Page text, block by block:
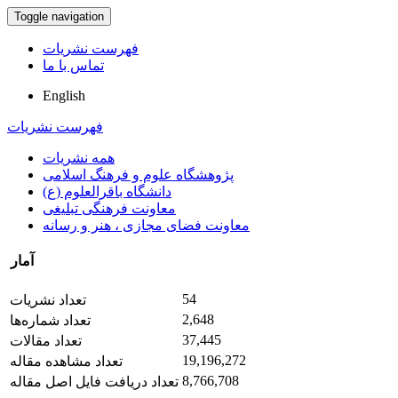
Toggle navigation
فهرست نشریات
تماس با ما
English
فهرست نشریات
همه نشریات
پژوهشگاه علوم و فرهنگ اسلامی
دانشگاه باقرالعلوم (ع)
معاونت فرهنگی تبلیغی
معاونت فضای مجازی ، هنر و رسانه
آمار
تعداد نشریات
54
تعداد شماره‌ها
2,648
تعداد مقالات
37,445
تعداد مشاهده مقاله
19,196,272
تعداد دریافت فایل اصل مقاله 8,766,708